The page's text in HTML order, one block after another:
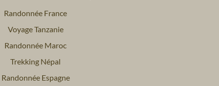
Randonnée France
Voyage Tanzanie
Randonnée Maroc
Trekking Népal
Randonnée Espagne